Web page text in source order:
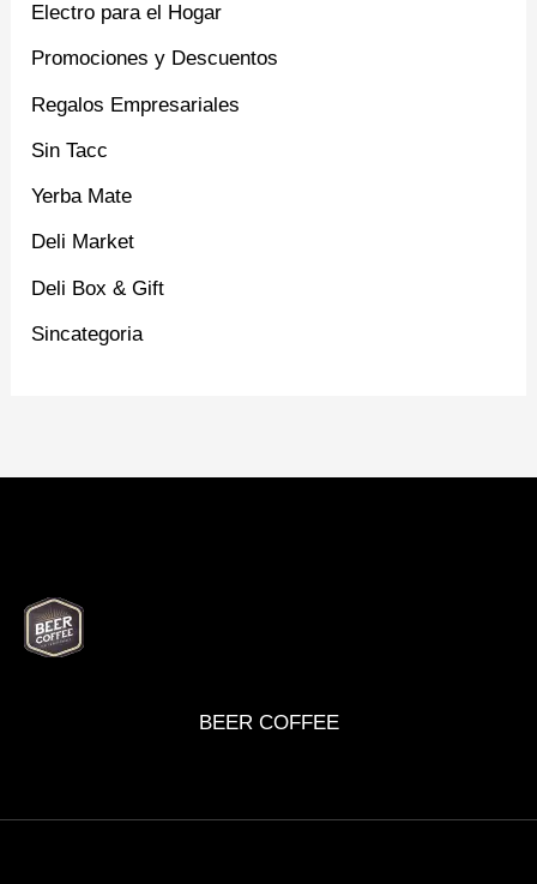
Electro para el Hogar
Promociones y Descuentos
Regalos Empresariales
Sin Tacc
Yerba Mate
Deli Market
Deli Box & Gift
Sincategoria
BEER COFFEE